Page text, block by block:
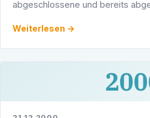
abgeschlossene und bereits
Weiterlesen →